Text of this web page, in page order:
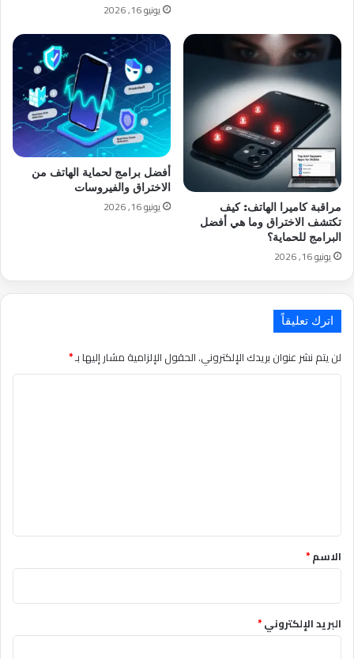
يونيو 16, 2026
مراقبة كاميرا الهاتف: كيف
تكتشف الاختراق وما هي أفضل
البرامج للحماية؟
يونيو 16, 2026
أفضل برامج لحماية الهاتف من
الاختراق والفيروسات
يونيو 16, 2026
اترك تعليقاً
لن يتم نشر عنوان بريدك الإلكتروني.الحقول الإلزامية مشار إليها بـ*
الاسم*
البريد الإلكتروني*